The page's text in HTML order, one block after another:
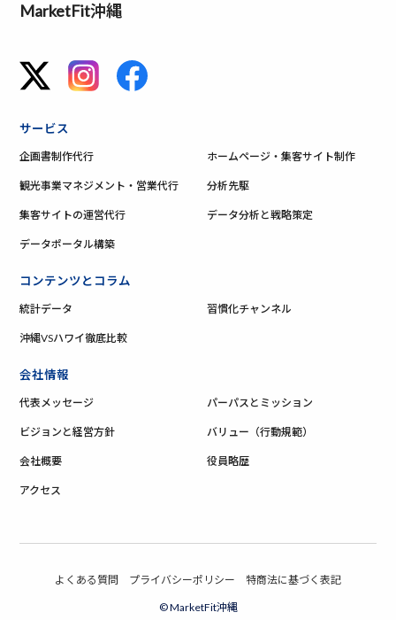
MarketFit沖縄
サービス
企画書制作代行 ホームページ・集客サイト制作
観光事業マネジメント・営業代行 分析先駆
集客サイトの運営代行 データ分析と戦略策定
データポータル構築
コンテンツとコラム
統計データ 習慣化チャンネル
沖縄VSハワイ徹底比較
会社情報
代表メッセージ パーパスとミッション
ビジョンと経営方針 バリュー（行動規範）
会社概要 役員略歴
アクセス
© MarketFit沖縄
よくある質問 プライバシーポリシー 特商法に基づく表記